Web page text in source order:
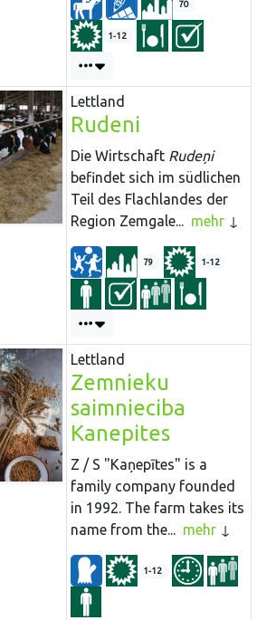
70
1-12
Lettland
Rudeni
Die Wirtschaft Rudeņi
befindet sich im südlichen
Teil des Flachlandes der
Region Zemgale... mehr
79 1-12
Lettland
Zemnieku
saimnieciba
Kanepites
Z / S "Kaņepītes" is a
family company founded
in 1992. The farm takes its
name from the... mehr
1-12